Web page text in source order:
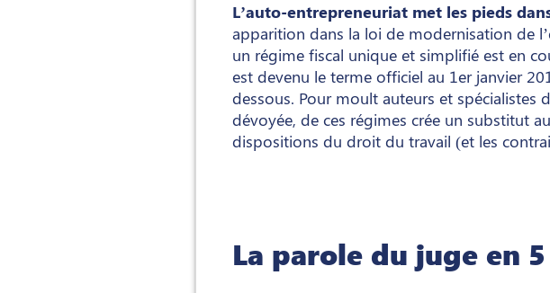
L’auto-entrepreneuriat met les pieds
apparition dans la loi de modernisation de
un régime fiscal unique et simplifié est en
est devenu le terme officiel au 1er janvier
dessous. Pour moult auteurs et spécialistes
dévoyée, de ces régimes crée un substitut
dispositions du droit du travail (et les
La parole du juge en